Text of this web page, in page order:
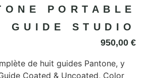
PORTABLE
GUIDE STUDIO
950,00 €
de huit guides Pantone, y
Coated & Uncoated, Color